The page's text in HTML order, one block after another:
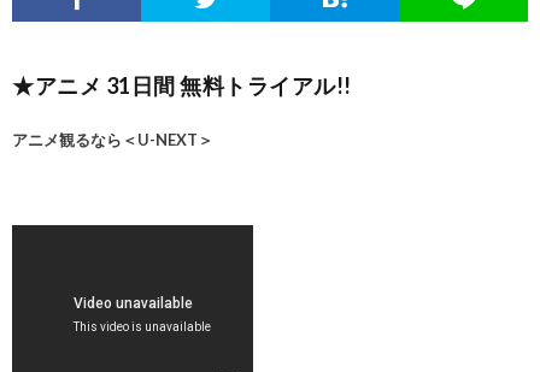
★アニメ 31日間 無料トライアル!!
アニメ観るなら＜U-NEXT＞